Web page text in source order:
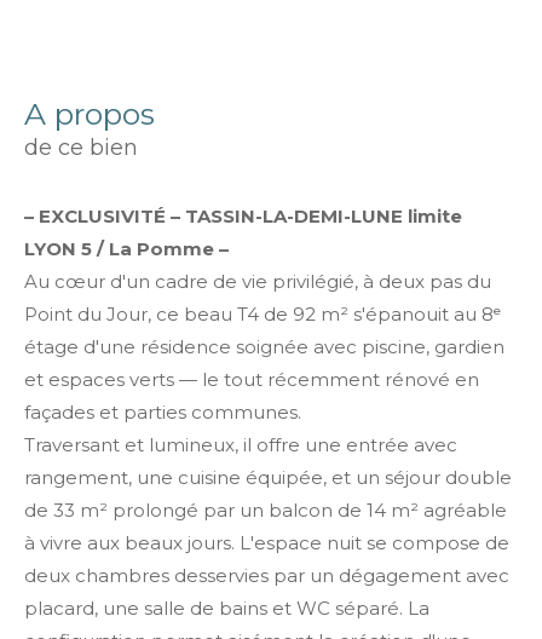
a propos
de ce bien
– EXCLUSIVITÉ – TASSIN-LA-DEMI-LUNE limite
LYON 5 / La Pomme –
Au cœur d'un cadre de vie privilégié, à deux pas du
Point du Jour, ce beau T4 de 92 m² s'épanouit au 8ᵉ
étage d'une résidence soignée avec piscine, gardien
et espaces verts — le tout récemment rénové en
façades et parties communes.
Traversant et lumineux, il offre une entrée avec
rangement, une cuisine équipée, et un séjour double
de 33 m² prolongé par un balcon de 14 m² agréable
à vivre aux beaux jours. L'espace nuit se compose de
deux chambres desservies par un dégagement avec
placard, une salle de bains et WC séparé. La